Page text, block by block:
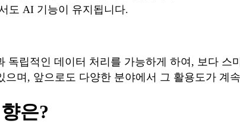
도 AI 기능이 유지됩니다.
독립적인 데이터 처리를 가능하게 하여, 보다
며, 앞으로도 다양한 분야에서 그 활용도가 계
은?